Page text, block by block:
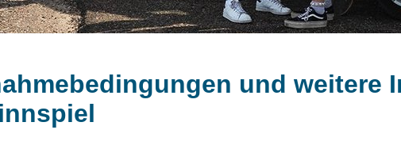
und weitere